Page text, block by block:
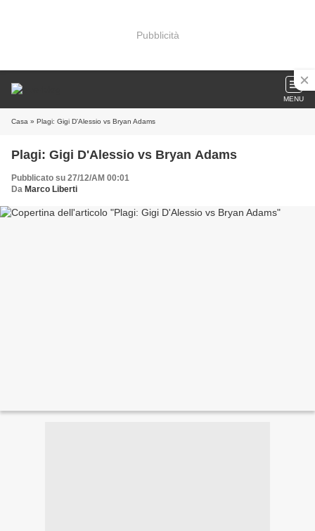
Pubblicità
MENU
Casa » Plagi: Gigi D'Alessio vs Bryan Adams
Plagi: Gigi D'Alessio vs Bryan Adams
Pubblicato su 27/12/AM 00:01
Da Marco Liberti